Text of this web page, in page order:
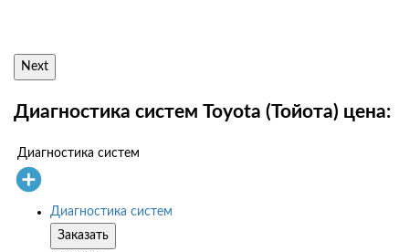
Next
Диагностика систем Toyota (Тойота) цена:
Диагностика систем
Диагностика систем
Заказать